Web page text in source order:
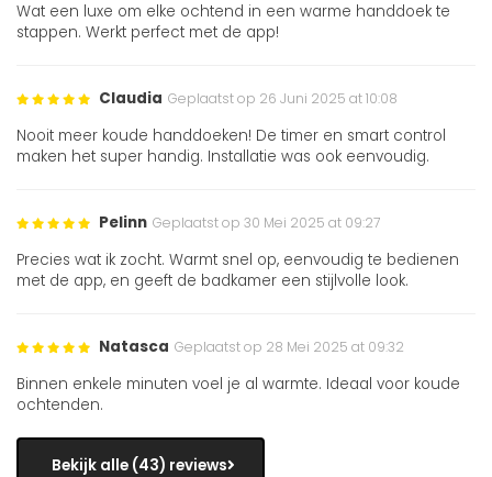
Wat een luxe om elke ochtend in een warme handdoek te
stappen. Werkt perfect met de app!
Claudia Geplaatst op 26 Juni 2025 at 10:08
Nooit meer koude handdoeken! De timer en smart control
maken het super handig. Installatie was ook eenvoudig.
Pelinn Geplaatst op 30 Mei 2025 at 09:27
Precies wat ik zocht. Warmt snel op, eenvoudig te bedienen
met de app, en geeft de badkamer een stijlvolle look.
Natasca Geplaatst op 28 Mei 2025 at 09:32
Binnen enkele minuten voel je al warmte. Ideaal voor koude
ochtenden.
Bekijk alle (43) reviews